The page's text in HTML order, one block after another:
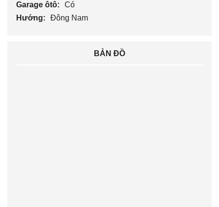
Garage ôtô:
Có
Hướng:
Đông Nam
BẢN ĐỒ